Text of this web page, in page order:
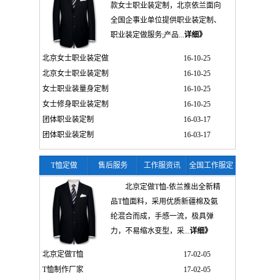
款女士职业装定制，北京依兰面向
全国企事业单位提供职业装定制、
职业装定做服务;产品...详细》
北京女士职业装定做
16-10-25
北京女士职业装定制
16-10-25
女士职业装量身定制
16-10-25
女士修身职业装定制
16-10-25
团体职业装定制
16-03-17
团体职业装定制
16-03-17
T恤定做 售后服务 工作服资讯 全国工作服定
制
北京定做T恤-依兰推出全新精
品T恤面料，采用优质新疆棉及氨
纶混合而成，手感一流，极具弹
力，不易缩水变型，采...详细》
北京定做T恤
17-02-05
T恤制作厂家
17-02-05